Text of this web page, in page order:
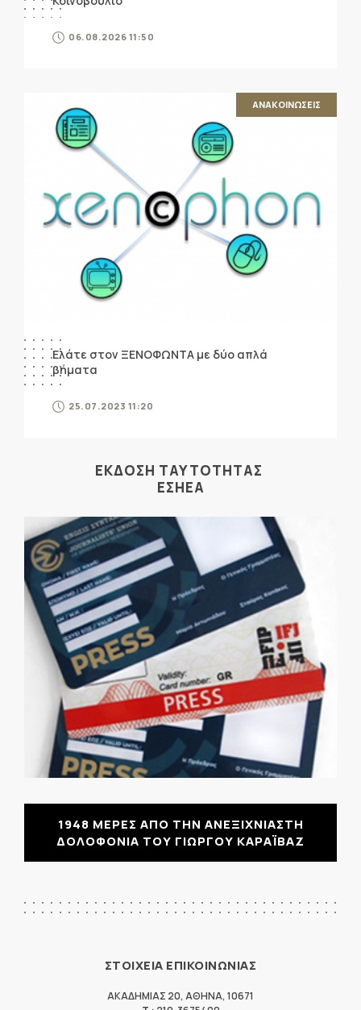
06.08.2026 11:50
ΑΝΑΚΟΙΝΩΣΕΙΣ
Ελάτε στον ΞΕΝΟΦΩΝΤΑ με δύο απλά
βήματα
25.07.2023 11:20
ΕΚΔΟΣΗ ΤΑΥΤΟΤΗΤΑΣ
ΕΣΗΕΑ
1948 ΜΕΡΕΣ ΑΠΟ ΤΗΝ ΑΝΕΞΙΧΝΙΑΣΤΗ
ΔΟΛΟΦΟΝΙΑ ΤΟΥ ΓΙΩΡΓΟΥ ΚΑΡΑΪΒΑΖ
ΣΤΟΙΧΕΙΑ ΕΠΙΚΟΙΝΩΝΙΑΣ
ΑΚΑΔΗΜΙΑΣ 20, ΑΘΗΝΑ, 10671